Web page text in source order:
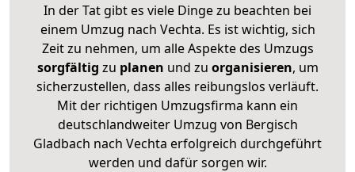
In der Tat gibt es viele Dinge zu beachten bei
einem Umzug nach Vechta. Es ist wichtig, sich
Zeit zu nehmen, um alle Aspekte des Umzugs
sorgfältig zu planen und zu organisieren, um
sicherzustellen, dass alles reibungslos verläuft.
Mit der richtigen Umzugsfirma kann ein
deutschlandweiter Umzug von Bergisch
Gladbach nach Vechta erfolgreich durchgeführt
werden und dafür sorgen wir.